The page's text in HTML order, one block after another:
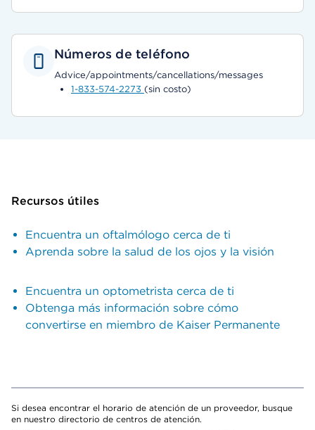
Números de teléfono
Advice/appointments/cancellations/messages
1-833-574-2273 (sin costo)
Recursos útiles
Encuentra un oftalmólogo cerca de ti
Aprenda sobre la salud de los ojos y la visión
Encuentra un optometrista cerca de ti
Obtenga más información sobre cómo
convertirse en miembro de Kaiser Permanente
Si desea encontrar el horario de atención de un proveedor, busque
en nuestro directorio de centros de atención.